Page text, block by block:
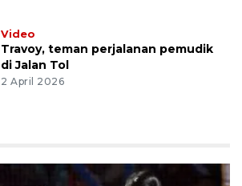
Video
Travoy, teman perjalanan pemudik
di Jalan Tol
2 April 2026